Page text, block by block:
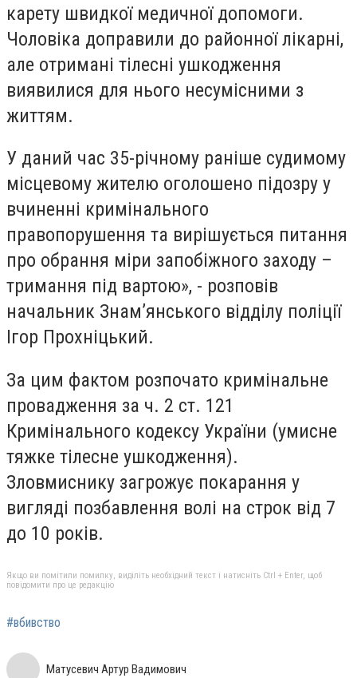
карету швидкої медичної допомоги.
Чоловіка доправили до районної лікарні,
але отримані тілесні ушкодження
виявилися для нього несумісними з
життям.
У даний час 35-річному раніше судимому
місцевому жителю оголошено підозру у
вчиненні кримінального
правопорушення та вирішується питання
про обрання міри запобіжного заходу –
тримання під вартою», - розповів
начальник Знам’янського відділу поліції
Ігор Прохніцький.
За цим фактом розпочато кримінальне
провадження за ч. 2 ст. 121
Кримінального кодексу України (умисне
тяжке тілесне ушкодження).
Зловмиснику загрожує покарання у
вигляді позбавлення волі на строк від 7
до 10 років.
Якщо ви помітили помилку, виділіть необхідний текст і натисніть Ctrl + Enter, щоб
повідомити про це редакцію
#вбивство
Матусевич Артур Вадимович